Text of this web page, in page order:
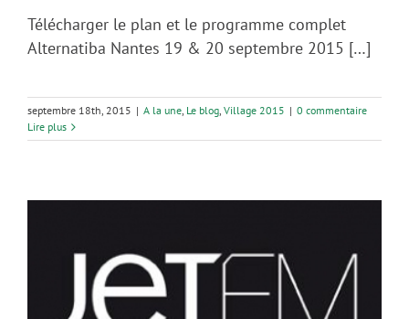
Télécharger le plan et le programme complet
Alternatiba Nantes 19 & 20 septembre 2015 […]
septembre 18th, 2015 | A la une, Le blog, Village 2015 | 0 commentaire
Lire plus